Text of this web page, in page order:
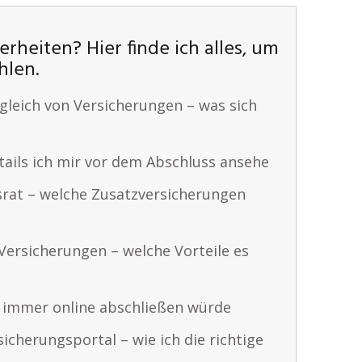
Hier finde ich alles, um
von Versicherungen – was sich
ich mir vor dem Abschluss ansehe
– welche Zusatzversicherungen
– welche Vorteile es
online abschließen würde
– wie ich die richtige